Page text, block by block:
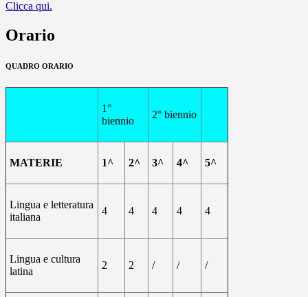
Clicca qui.
Orario
QUADRO ORARIO
1°
biennio
2° biennio
MATERIE 1^ 2^ 3^ 4^ 5^
Lingua e letteratura
italiana
4 4 4 4 4
Lingua e cultura
latina
2 2 / / /